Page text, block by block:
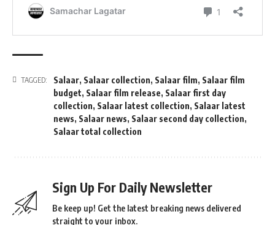
TAGGED: Salaar, Salaar collection, Salaar film, Salaar film
budget, Salaar film release, Salaar first day
collection, Salaar latest collection, Salaar latest
news, Salaar news, Salaar second day collection,
Salaar total collection
Sign Up For Daily Newsletter
Be keep up! Get the latest breaking news delivered
straight to your inbox.